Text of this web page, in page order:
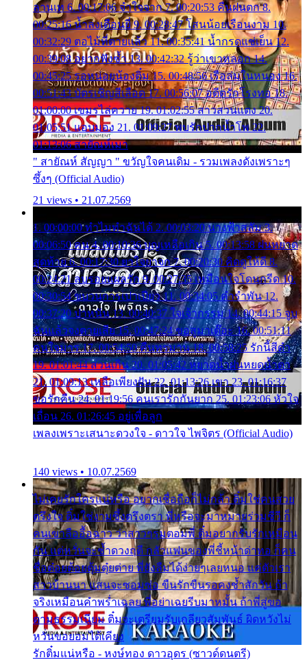
ลานเท 6. 00:17:06 จำใจจาก 7. 00:20:53 คืนฝนตก 8.
00:25:16 น้ำลงเดือนยี่ 9. 00:28:47 โสนน้อยเรือนงาม 10.
00:32:29 ตอไม้ที่ตายแล้ว 11. 00:35:41 น้ำกรดแช่เย็น 12.
00:39:08 อยากฟังซ้ำ 13. 00:42:32 รู้ว่าเขาหลอก 14.
00:45:25 รอหน่อยน้องติ๋ม 15. 00:48:56 เรือล่มในหนอง 16.
00:51:43 บัตรเชิญสีเลือด 17. 00:56:07 อดีตรักโรงทอ 18.
01:00:00 เขมรไล่ควาย 19. 01:02:55 สาวสวนแตง 20.
01:05:51 แอบมอง 21. 01:09:27 พบรักปากน้ำโพ 22.
01:13:06 สายัณห์เมา
" สายัณห์ สัญญา " ขวัญใจคนเดิม - รวมเพลงดังเพราะๆ
ซึ้งๆ (Official Audio)
21 views • 21.07.2569
1. 00:00:00 ทำไมทำฉันได้ 2. 00:03:20 นางฟ้าสลัม 3.
00:06:50 คน 4. 00:10:36 บุญเหลือเกิน 5. 00:13:58 ฝนหยาด
สุดท้าย 6. 00:17:30 ยาใจยาจก 7. 00:20:30 คิดดูให้ดี 8.
00:24:21 ลบรอยแผลรัก 9. 00:27:35 เหมือนใจโดนกรีด 10.
00:30:54 ขบวนการเปาเปียว 11. 00:34:05 คำรำพัน 12.
00:37:20 ปาหนัน 13. 00:40:37 ใจเจ้ากรรม 14. 00:44:15 จูบ
ฉันแล้วจงตายเสีย 15. 00:47:24 ขอสูมาเต๊อะ 16. 00:51:11
คนใจมาร 17. 00:54:50 คืนทรมาน 18. 00:58:25 รักนี้สีดำ
19. 01:01:44 ส่วนเกิน 20. 01:05:42 หยาดน้ำฝนหยดน้ำตา
21. 01:09:13 เหลือเพียงฝัน 22. 01:13:26 เขา 23. 01:16:37
ขอรักคืน 24. 01:19:56 คนเรารักกันยาก 25. 01:23:06 หัวใจ
เถื่อน 26. 01:26:45 อยู่เพื่อลูก
เพลงเพราะเสนาะดวงใจ - ดาวใจ ไพจิตร (Official Audio)
140 views • 10.07.2569
ไม่เคยรักใครแน่หรือ อยากเชื่อถือก็ไม่กล้า ติ๋มใช่คนสวย
ตรึงใจ ติ๋มใช่งามซึ้งตรึงตรา พี่หรือจะมาหมายร่วมชีวี ก็
คนเขาลืออื้อฉาว ว่าสาวๆรุมตอมพี่ ติ๋มอยากรับรักเหมือน
กัน แต่หวั่นจะช้ำดวงฤดี กลัวแฟนของพี่ชี้หน้าด่าทอ ก็คน
ชื่อต๋อยต้อยตุ้มตุ๋ยต่าย พี่ยังลืมได้ง่ายๆเลยหนอ แค่ตัวเรา
สาวบ้านนา แสนจะซอมซ่อ ขืนรักขืนรอคงช้ำสักวัน ถ้า
จริงเหมือนคำพร่ำเฉลย พี่อย่าเฉยรีบมาหมั้น ถ้าพี่สู่ขอ
ตามธรรมเนียม ติ๋มจะเตรียมรับเกลียวสัมพันธ์ ผิดหวังไม่
หวั่นขอยอมได้เคียง
รักติ๋มแน่หรือ - หงษ์ทอง ดาวอุดร (ซาวด์ดนตรี)